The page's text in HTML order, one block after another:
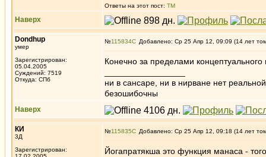
Ответы на этот пост: ТМ
Наверх
Dondhup
умер
Зарегистрирован:
05.04.2005
Суждений: 7519
Откуда: СПб
№115834 Добавлено: Ср 25 Апр 12, 09:09 (14 лет
Конечно за пределами
ни в сансаре, ни в нирване нет
безошибочны
Наверх
КИ
3Д
Зарегистрирован:
№115835 Добавлено: Ср 25 Апр 12, 09:18 (14 лет
Йогапратякша это функция манаса -